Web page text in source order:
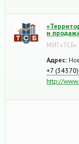
и
МУП «ТСБ»
Адрес:
+7
http://